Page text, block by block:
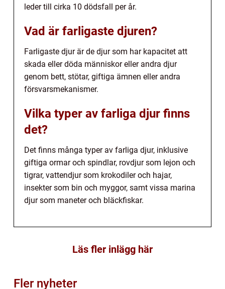
leder till cirka 10 dödsfall per år.
Vad är farligaste djuren?
Farligaste djur är de djur som har kapacitet att
skada eller döda människor eller andra djur
genom bett, stötar, giftiga ämnen eller andra
försvarsmekanismer.
Vilka typer av farliga djur finns
det?
Det finns många typer av farliga djur, inklusive
giftiga ormar och spindlar, rovdjur som lejon och
tigrar, vattendjur som krokodiler och hajar,
insekter som bin och myggor, samt vissa marina
djur som maneter och bläckfiskar.
Läs fler inlägg här
Fler nyheter